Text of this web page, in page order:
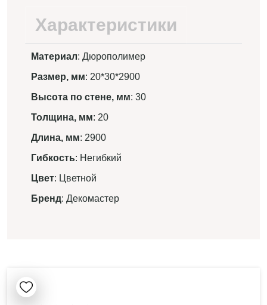
Характеристики
Материал: Дюрополимер
Размер, мм: 20*30*2900
Высота по стене, мм: 30
Толщина, мм: 20
Длина, мм: 2900
Гибкость: Негибкий
Цвет: Цветной
Бренд: Декомастер